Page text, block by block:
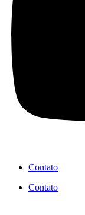
Contato
Contato